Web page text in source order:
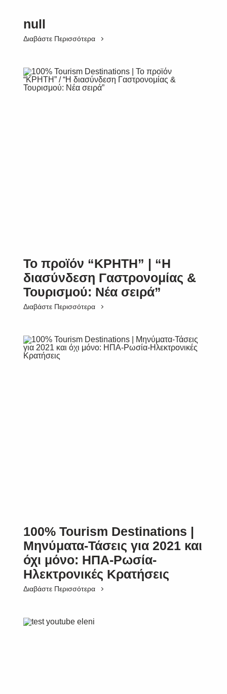
null
Διαβάστε Περισσότερα
Το προϊόν “ΚΡΗΤΗ” | “Η
διασύνδεση Γαστρονομίας &
Τουρισμού: Νέα σειρά”
Διαβάστε Περισσότερα
100% Tourism Destinations |
Μηνύματα-Τάσεις για 2021 και
όχι μόνο: ΗΠΑ-Ρωσία-
Ηλεκτρονικές Κρατήσεις
Διαβάστε Περισσότερα